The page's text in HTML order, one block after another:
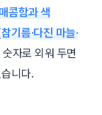
콤함과 색
기름·다진 마늘·
자로 외워 두면
니다.